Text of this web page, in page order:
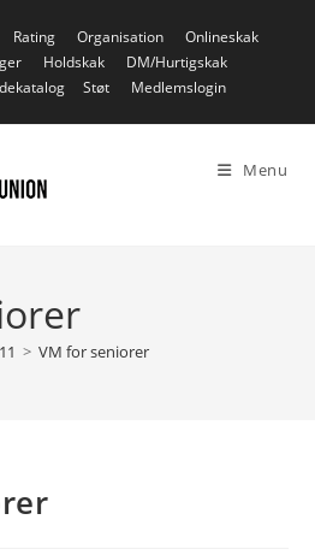
Rating Organisation
Onlineskak
Holdskak
DM/Hurtigskak
Støt Medlemslogin
Menu
11 > VM for seniorer